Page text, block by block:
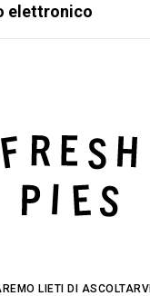
elettronico
LIETI DI ASCOLTARVI